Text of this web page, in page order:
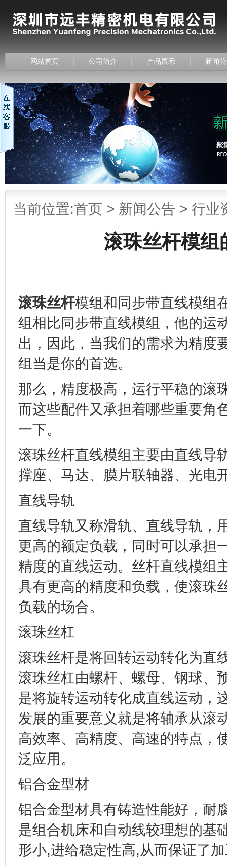
网站首页 公司简介 产品展示 新闻
当前位置:首页 > 新闻公告 > 行业
滚珠丝杆模组
滚珠丝杆模组和同步带直线模组
组相比同步带直线模组，他的运
出，因此，当我们的需求为精度
组当是你的首选。
那么，精度极高，运行平稳的滚
而这些配件又承担着哪些重要角
一下。
滚珠丝杆直线模组主要由直线导
撑座、马达、膜片联轴器、光电
直线导轨
直线导轨又称滑轨、直线导轨，
更高的额定负载，同时可以承担
精度的直线运动。丝杆直线模组
具有更高的精度和负载，使滚珠
负载的场合。
滚珠丝杠
滚珠丝杆是将回转运动转化为直
滚珠丝杠由螺杆、螺母、钢球、
是将旋转运动转化成直线运动，
发展的重要意义就是将轴承从滚
高效率、高精度、高速的特点，
泛应用。
铝合金型材
铝合金型材具有铸造性能好，耐
是组合机床和自动线较理想的基
形小,进给稳定性高,从而保证了